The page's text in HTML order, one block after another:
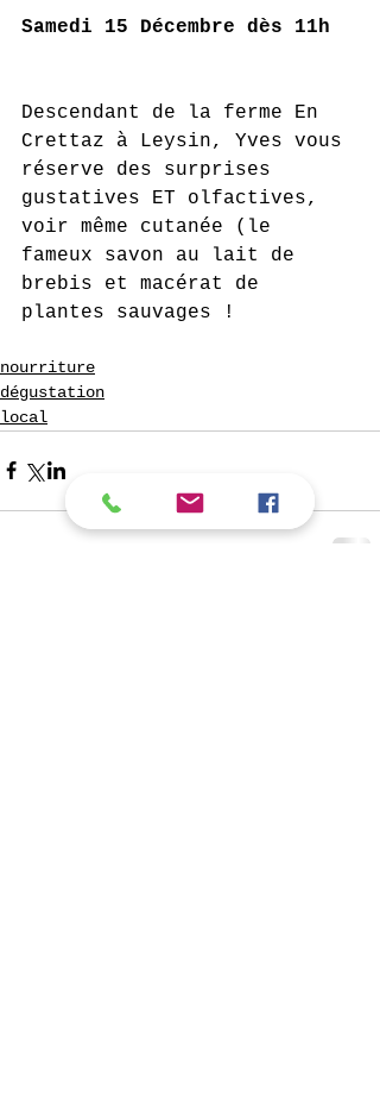
Samedi 15 Décembre dès 11h
Descendant de la ferme En
Crettaz à Leysin, Yves vous
réserve des surprises
gustatives ET olfactives,
voir même cutanée (le
fameux savon au lait de
brebis et macérat de
plantes sauvages !
nourriture
dégustation
local